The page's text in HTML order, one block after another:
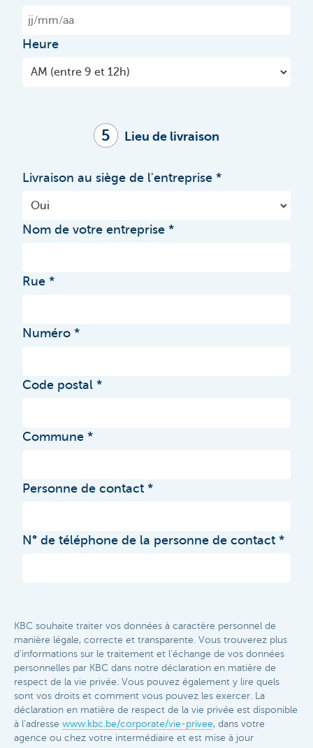
Heure
5 Lieu de livraison
Livraison au siège de l'entreprise
Nom de votre entreprise
Rue
Numéro
Code postal
Commune
Personne de contact
N° de téléphone de la personne de contact
KBC souhaite traiter vos données à caractère personnel de
manière légale, correcte et transparente. Vous trouverez plus
d'informations sur le traitement et l'échange de vos données
personnelles par KBC dans notre déclaration en matière de
respect de la vie privée. Vous pouvez également y lire quels
sont vos droits et comment vous pouvez les exercer. La
déclaration en matière de respect de la vie privée est disponible
à l'adresse www.kbc.be/corporate/vie-privee, dans votre
agence ou chez votre intermédiaire et est mise à jour